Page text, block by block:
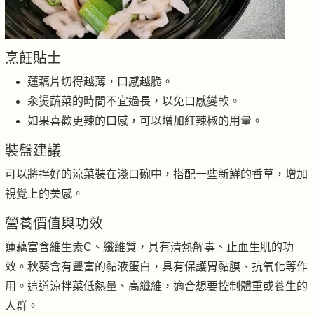
烹飪貼士
蓮藕片切得越薄，口感越脆。
汆燙蔬菜的時間不宜過長，以免口感變軟。
如果喜歡更辣的口感，可以增加紅辣椒的用量。
裝盤建議
可以將拌好的涼菜裝在淺口碗中，搭配一些新鮮的香草，增加
視覺上的美感。
營養價值與功效
蓮藕富含維生素C、纖維質，具有清熱解毒、止血生肌的功
效。秋葵含有豐富的黏液蛋白，具有保護胃黏膜、抗氧化等作
用。這道涼拌菜低熱量、高纖維，適合想要控制體重或養生的
人群。